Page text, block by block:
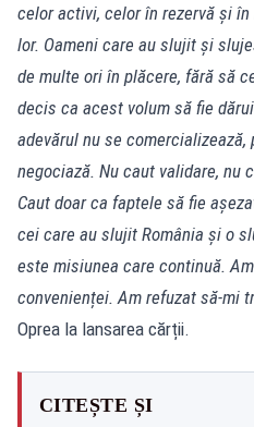
celor activi, celor în rezervă și
lor. Oameni care au slujit și
de multe ori în plăcere, fără să
decis ca acest volum să fie
adevărul nu se comercializează,
negociază. Nu caut validare, nu
Caut doar ca faptele să fie
cei care au slujit România și o
este misiunea care continuă.
convenienței. Am refuzat să-mi
Oprea la lansarea cărții.
CITEȘTE ȘI